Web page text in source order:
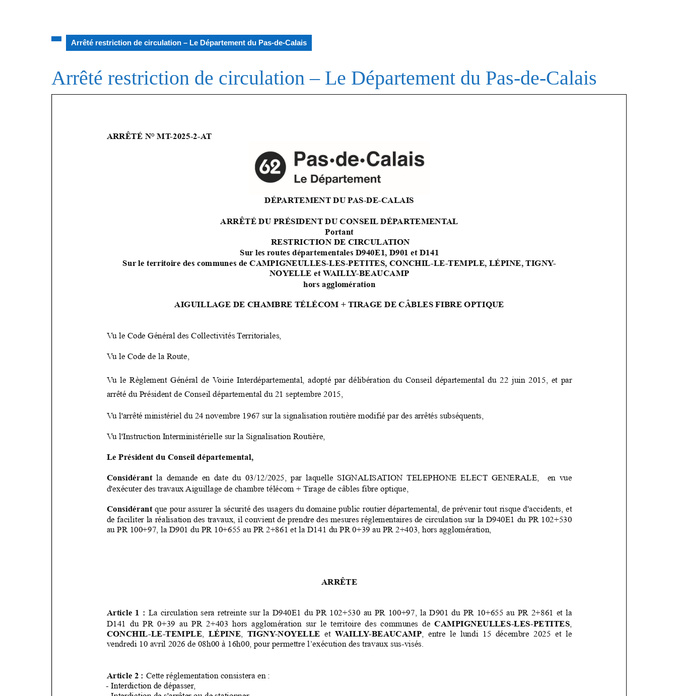
Arrêté restriction de circulation – Le Département du Pas-de-Calais
Arrêté restriction de circulation – Le Département du Pas-de-Calais